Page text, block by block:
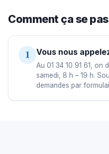
Comment ça se
1 Vous nous
Au 01 34 10 91 61, on
samedi, 8 h – 19 h.
demandes par